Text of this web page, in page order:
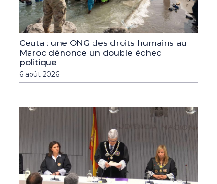
Ceuta : une ONG des droits humains au
Maroc dénonce un double échec
politique
6 août 2026 |